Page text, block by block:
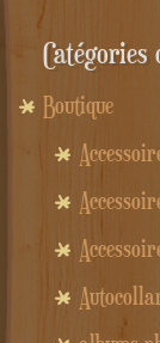
Boutique